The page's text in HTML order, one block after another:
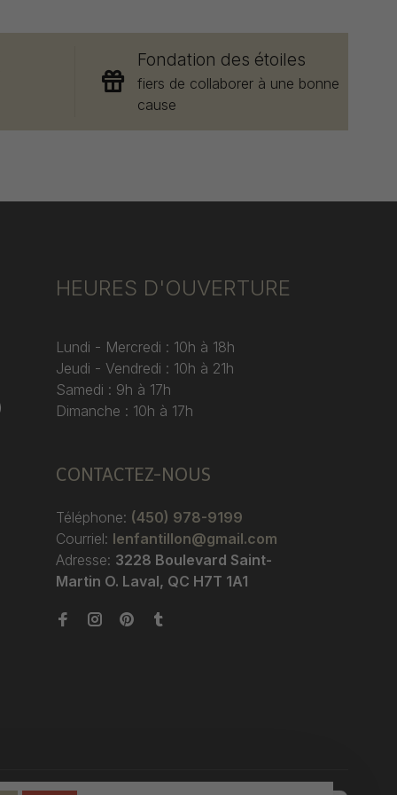
Fondation des étoiles
fiers de collaborer à une bonne
cause
HEURES D'OUVERTURE
Lundi - Mercredi : 10h à 18h
Jeudi - Vendredi : 10h à 21h
Samedi : 9h à 17h
Dimanche : 10h à 17h
CONTACTEZ-NOUS
Téléphone: (450) 978-9199
Courriel: lenfantillon@gmail.com
Adresse: 3228 Boulevard Saint-
Martin O. Laval, QC H7T 1A1